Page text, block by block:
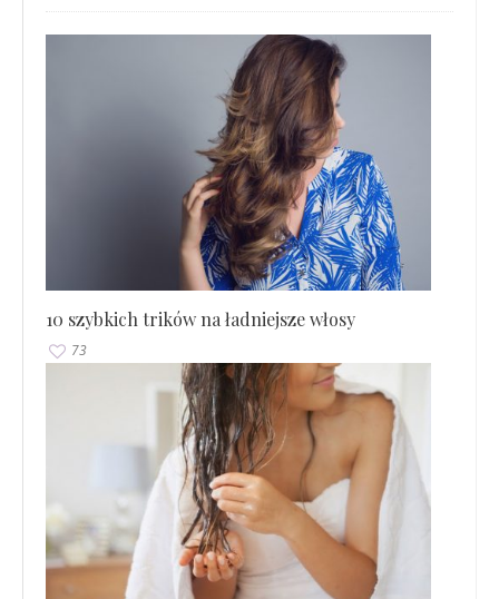
10 szybkich trików na ładniejsze włosy
73